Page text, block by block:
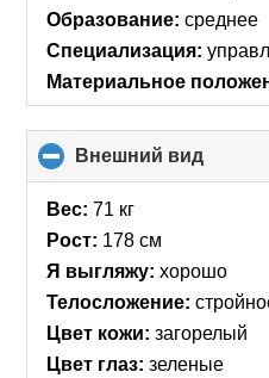
Образование: среднее
Специализация:
Материальное
Внешний вид
to
Вес: 71 кг
Рост: 178 см
Я выгляжу: хорошо
Телосложение:
Цвет кожи: загорелый
Цвет глаз: зеленые